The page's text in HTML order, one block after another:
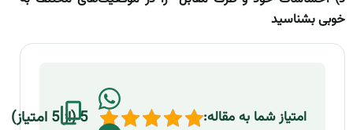
خوبی بشناسید
امتیاز شما به مقاله: 5 (از 5 امتیاز)